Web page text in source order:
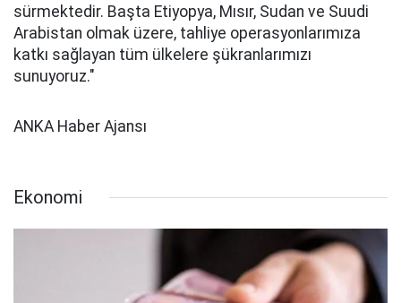
sürmektedir. Başta Etiyopya, Mısır, Sudan ve Suudi
Arabistan olmak üzere, tahliye operasyonlarımıza
katkı sağlayan tüm ülkelere şükranlarımızı
sunuyoruz."
ANKA Haber Ajansı
Ekonomi